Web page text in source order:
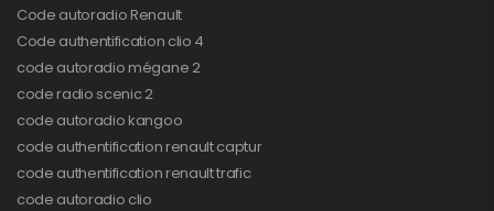
Code autoradio Renault
Code authentification clio 4
code autoradio mégane 2
code radio scenic 2
code autoradio kangoo
code authentification renault captur
code authentification renault trafic
code autoradio clio